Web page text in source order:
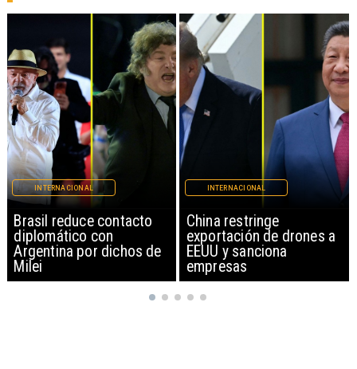
China restringe
exportación de drones a
EEUU y sanciona
empresas
INTERNACIONAL
Papa León XIV anuncia
gira por Sudamérica
INTERNACIONAL